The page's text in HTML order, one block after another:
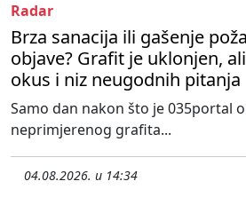
Radar
Brza sanacija ili gašenje
objave? Grafit je uklonjen,
okus i niz neugodnih pitanja
Samo dan nakon što je 035portal
neprimjerenog grafita...
04.08.2026. u 14:34